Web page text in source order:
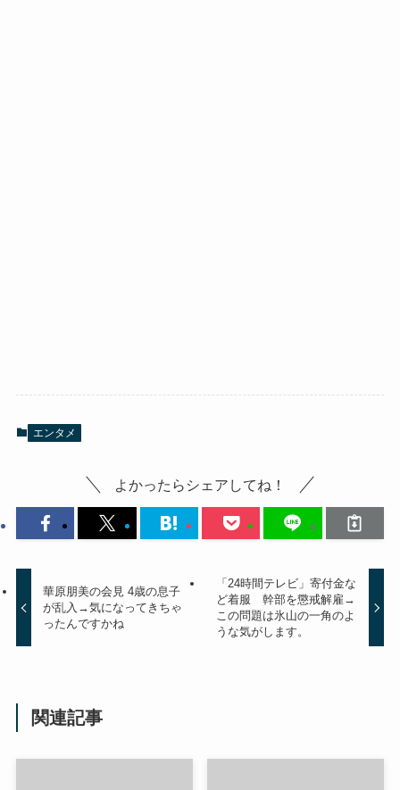
エンタメ
よかったらシェアしてね！
華原朋美の会見 4歳の息子
が乱入→気になってきちゃ
ったんですかね
「24時間テレビ」寄付金な
ど着服 幹部を懲戒解雇→
この問題は氷山の一角のよ
うな気がします。
関連記事